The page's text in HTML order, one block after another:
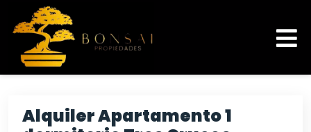
Alquiler Apartamento 1